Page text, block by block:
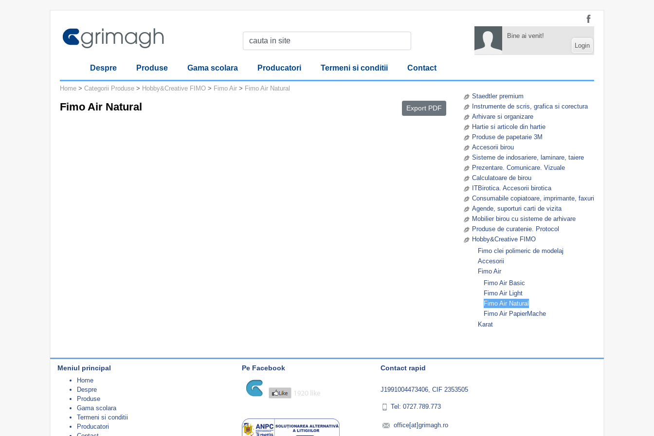
Bine ai venit!
Login
Despre Produse Gama scolara Producatori Termeni si conditii Contact
Staedtler premium
Instrumente de scris, grafica si corectura
Arhivare si organizare
Hartie si articole din hartie
Produse de papetarie 3M
Accesorii birou
Sisteme de indosariere, laminare, taiere
Prezentare. Comunicare. Vizuale
Calculatoare de birou
ITBirotica. Accesorii birotica
Consumabile copiatoare, imprimante, faxuri
Agende, suporturi carti de vizita
Mobilier birou cu sisteme de arhivare
Produse de curatenie. Protocol
Hobby&Creative FIMO
Fimo clei polimeric de modelaj
Accesorii
Fimo Air
Fimo Air Basic
Fimo Air Light
Fimo Air Natural
Fimo Air PapierMache
Karat
Home > Categorii Produse > Hobby&Creative FIMO > Fimo Air > Fimo Air Natural
Export PDF
Fimo Air Natural
Meniul principal
Home
Despre
Produse
Gama scolara
Termeni si conditii
Producatori
Pe Facebook Contact rapid
J1991004473406, CIF 2353505
Tel: 0727.789.773
office[at]grimagh.ro